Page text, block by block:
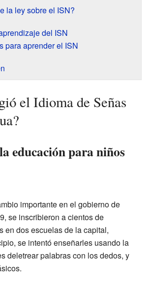
la ley sobre el ISN?
del ISN
para aprender el ISN
el Idioma de Señas
educación para niños
importante en el gobierno de
se inscribieron a cientos de
en dos escuelas de la capital,
se intentó enseñarles usando la
deletrear palabras con los dedos, y